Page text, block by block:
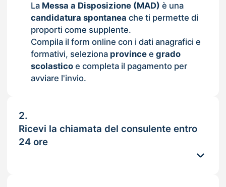
La Messa a Disposizione (MAD) è una
candidatura spontanea che ti permette di
proporti come supplente.
Compila il form online con i dati anagrafici e
formativi, seleziona provincee grado
scolasticoe completa il pagamento per
avviare l'invio.
2.
Ricevi la chiamata del consulente entro
24 ore